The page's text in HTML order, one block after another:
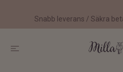
Snabb leverans / Säkra